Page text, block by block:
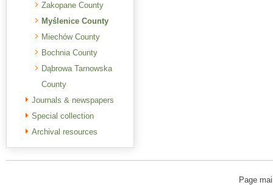
Zakopane County
Myślenice County
Miechów County
Bochnia County
Dąbrowa Tarnowska
County
Journals & newspapers
Special collection
Archival resources
Page